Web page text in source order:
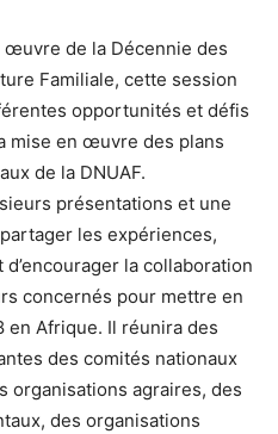
œuvre de la Décennie des
Familiale, cette session
opportunités et défis
mise en œuvre des plans
de la DNUAF.
présentations et une
les expériences,
la collaboration
concernés pour mettre en
en Afrique. Il réunira des
des comités nationaux
organisations agraires, des
des organisations